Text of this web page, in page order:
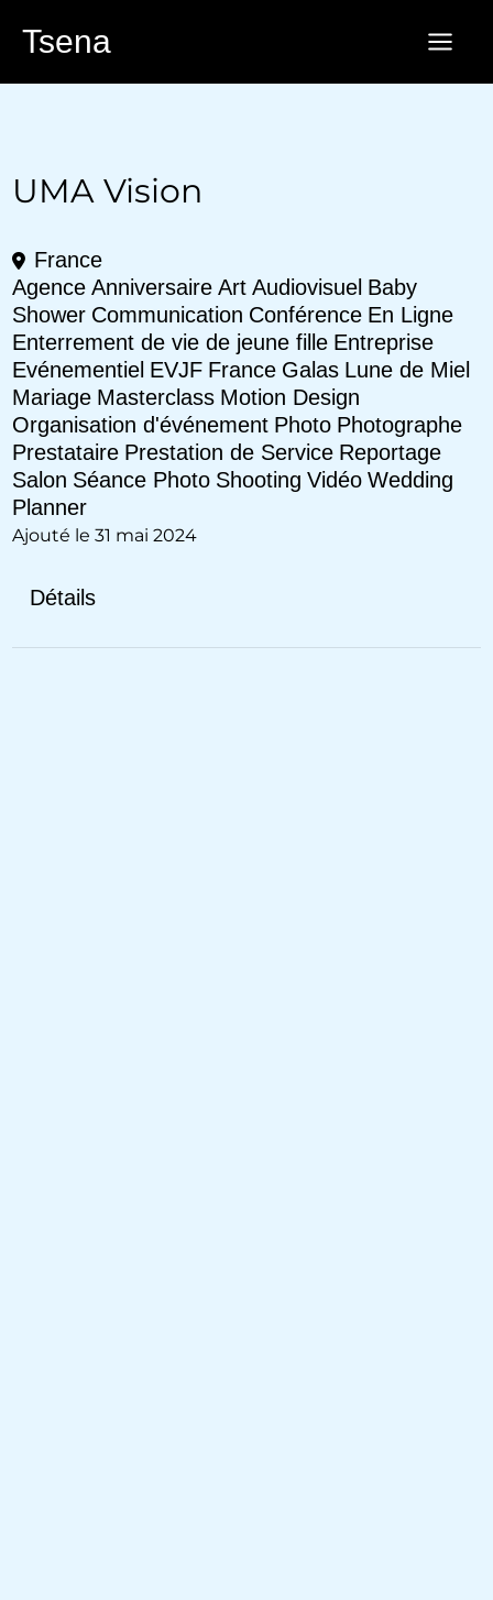
auTsena
UMA Vision
France
Agence Anniversaire Art Audiovisuel Baby
Shower Communication Conférence En Ligne
Enterrement de vie de jeune fille Entreprise
Evénementiel EVJF France Galas Lune de Miel
Mariage Masterclass Motion Design
Organisation d'événement Photo Photographe
Prestataire Prestation de Service Reportage
Salon Séance Photo Shooting Vidéo Wedding
Planner
Ajouté le 31 mai 2024
Détails